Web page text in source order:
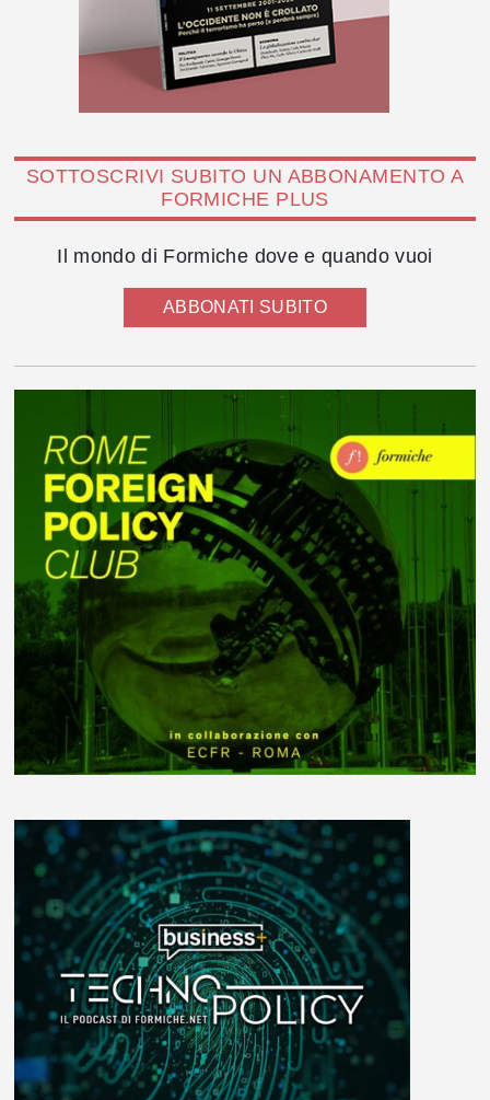
SOTTOSCRIVI SUBITO UN ABBONAMENTO A
FORMICHE PLUS
Il mondo di Formiche dove e quando vuoi
ABBONATI SUBITO